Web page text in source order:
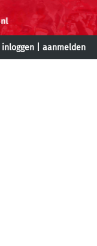
inloggen aanmelden